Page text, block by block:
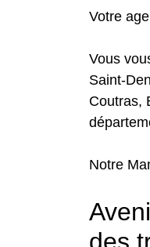
Votre
Vous
Saint-
Coutras,
Notre
des